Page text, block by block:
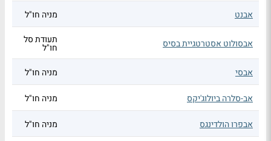
אבנט מניה חו"ל
אבסולוט אסטרטגיית בסיס תעודת סל
חו"ל
אבסי
מניה חו"ל
אב-סלרה ביולוג'יקס מניה חו"ל
אבפרו הולדינגס מניה חו"ל